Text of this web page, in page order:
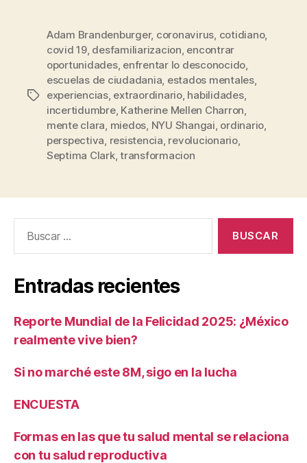
Etiquetas
Adam Brandenburger, coronavirus, cotidiano,
covid 19, desfamiliarizacion, encontrar
oportunidades, enfrentar lo desconocido,
escuelas de ciudadania, estados mentales,
experiencias, extraordinario, habilidades,
incertidumbre, Katherine Mellen Charron,
mente clara, miedos, NYU Shangai, ordinario,
perspectiva, resistencia, revolucionario,
Septima Clark,transformacion
Entradas recientes
Reporte Mundial de la Felicidad 2025: ¿México
realmente vive bien?
Si no marché este 8M, sigo en la lucha
ENCUESTA
Formas en las que tu salud mental se relaciona
con tu salud reproductiva